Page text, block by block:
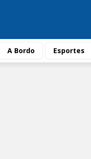
A Bordo Esportes